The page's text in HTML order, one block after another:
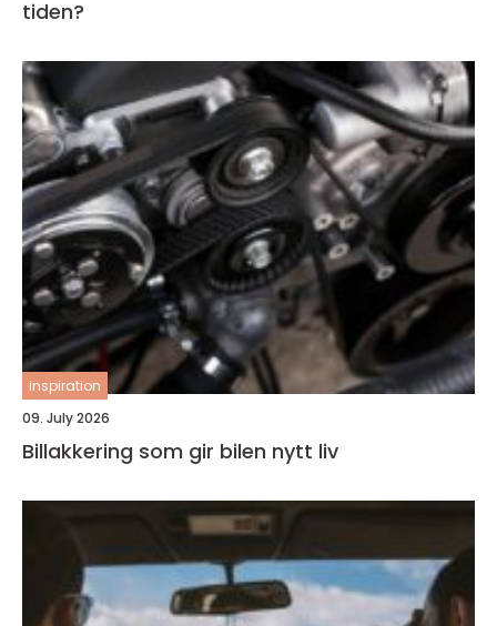
tiden?
inspiration
09. July 2026
Billakkering som gir bilen nytt liv